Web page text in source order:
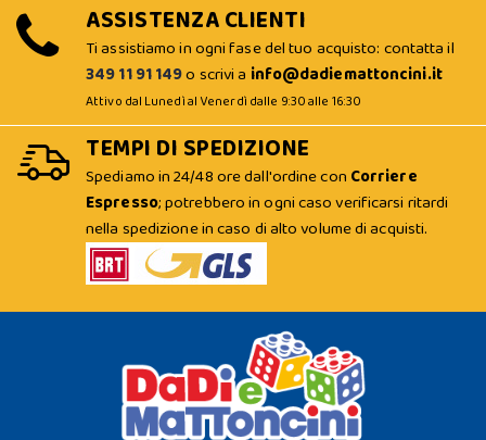
ASSISTENZA CLIENTI
Ti assistiamo in ogni fase del tuo acquisto: contatta il
349 11 91 149o scrivi a info@dadiemattoncini.it
Attivo dal Lunedì al Venerdì dalle 9:30 alle 16:30
TEMPI DI SPEDIZIONE
Spediamo in 24/48 ore dall'ordine con Corriere
Espresso; potrebbero in ogni caso verificarsi ritardi
nella spedizione in caso di alto volume di acquisti.